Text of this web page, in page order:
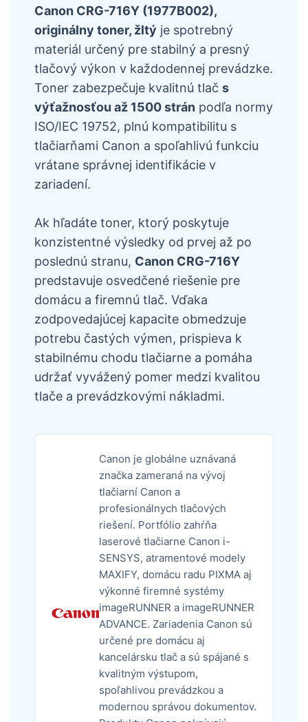
Canon CRG-716Y (1977B002),
originálny toner, žltý je spotrebný
materiál určený pre stabilný a presný
tlačový výkon v každodennej prevádzke.
Toner zabezpečuje kvalitnú tlač s
výťažnosťou až 1500 strán podľa normy
ISO/IEC 19752, plnú kompatibilitu s
tlačiarňami Canon a spoľahlivú funkciu
vrátane správnej identifikácie v
zariadení.
Ak hľadáte toner, ktorý poskytuje
konzistentné výsledky od prvej až po
poslednú stranu, Canon CRG-716Y
predstavuje osvedčené riešenie pre
domácu a firemnú tlač. Vďaka
zodpovedajúcej kapacite obmedzuje
potrebu častých výmen, prispieva k
stabilnému chodu tlačiarne a pomáha
udržať vyvážený pomer medzi kvalitou
tlače a prevádzkovými nákladmi.
Canon je globálne uznávaná
značka zameraná na vývoj
tlačiarní Canon a
profesionálnych tlačových
riešení. Portfólio zahŕňa
laserové tlačiarne Canon i-
SENSYS, atramentové modely
MAXIFY, domácu radu PIXMA aj
výkonné firemné systémy
imageRUNNER a imageRUNNER
ADVANCE. Zariadenia Canon sú
určené pre domácu aj
kancelársku tlač a sú spájané s
kvalitným výstupom,
spoľahlivou prevádzkou a
modernou správou dokumentov.